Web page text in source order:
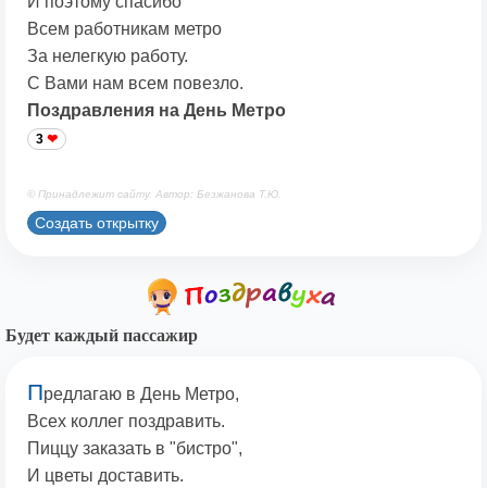
Всем работникам метро
За нелегкую работу.
С Вами нам всем повезло.
Поздравления на День Метро
3
© Принадлежит сайту. Автор: Безжанова Т.Ю.
Создать открытку
Будет каждый пассажир
Предлагаю в День Метро,
Всех коллег поздравить.
Пиццу заказать в "бистро",
И цветы доставить.